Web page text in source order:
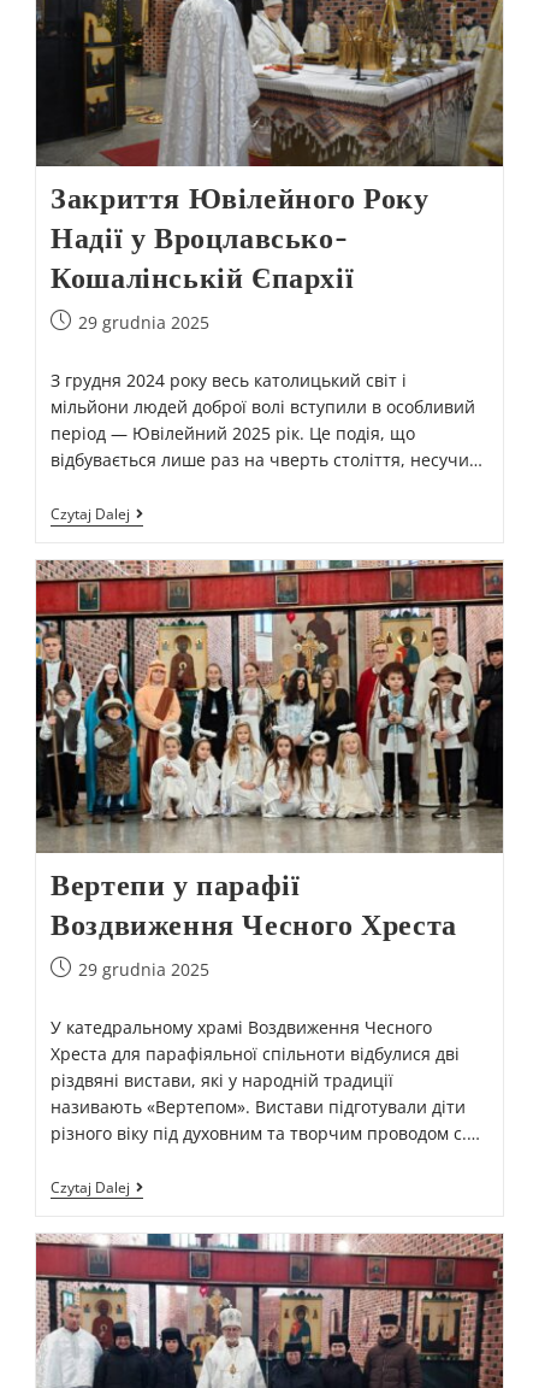
Закриття Ювілейного Року
Надії у Вроцлавсько-
Кошалінській Єпархії
29 grudnia 2025
З грудня 2024 року весь католицький світ і
мільйони людей доброї волі вступили в особливий
період — Ювілейний 2025 рік. Це подія, що
відбувається лише раз на чверть століття, несучи…
Czytaj Dalej
Вертепи у парафії
Воздвиження Чесного Хреста
29 grudnia 2025
У катедральному храмі Воздвиження Чесного
Хреста для парафіяльної спільноти відбулися дві
різдвяні вистави, які у народній традиції
називають «Вертепом». Вистави підготували діти
різного віку під духовним та творчим проводом с.…
Czytaj Dalej